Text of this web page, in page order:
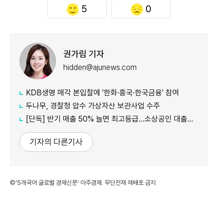
5 0
권가림 기자
hidden@ajunews.com
KDB생명 매각 본입찰에 '한화·흥국·한국금융' 참여
두나무, 경찰청 압수 가상자산 보관사업 수주
[단독] 반기 매출 50% 늘면 최고등급…소상공인 대출에 성장성 반영
기자의 다른기사
©'5개국어 글로벌 경제신문' 아주경제. 무단전재·재배포 금지